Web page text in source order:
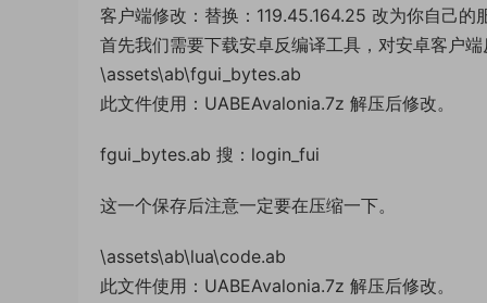
客户端修改：替换：119.45.164.25 改为你自己的
首先我们需要下载安卓反编译工具，对安卓客户
\assets\ab\fgui_bytes.ab
此文件使用：UABEAvalonia.7z 解压后修改。
fgui_bytes.ab 搜：login_fui
这一个保存后注意一定要在压缩一下。
\assets\ab\lua\code.ab
此文件使用：UABEAvalonia.7z 解压后修改。